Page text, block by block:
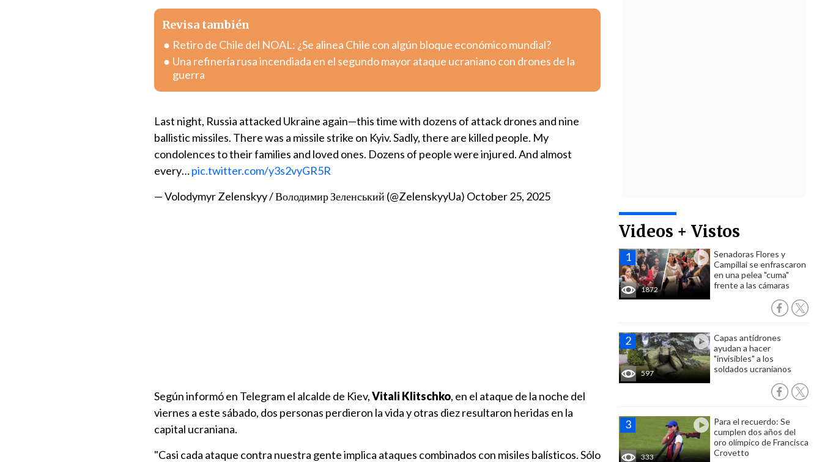
Videos + Vistos
1872
Senadoras Flores y
Campillai se enfrascaron
en una pelea "cuma"
frente a las cámaras
597
Capas antidrones
ayudan a hacer
"invisibles" a los
soldados ucranianos
333
Para el recuerdo: Se
cumplen dos años del
oro olímpico de Francisca
Crovetto
Revisa también
Retiro de Chile del NOAL: ¿Se alinea Chile con algún bloque económico mundial?
Una refinería rusa incendiada en el segundo mayor ataque ucraniano con drones de la
guerra
Last night, Russia attacked Ukraine again—this time with dozens of attack drones and nine
ballistic missiles. There was a missile strike on Kyiv. Sadly, there are killed people. My
condolences to their families and loved ones. Dozens of people were injured. And almost
every…pic.twitter.com/y3s2vyGR5R
— Volodymyr Zelenskyy / Володимир Зеленський (@ZelenskyyUa) October 25, 2025
Según informó en Telegram el alcalde de Kiev,Vitali Klitschko, en el ataque de la noche del
viernes a este sábado, dos personas perdieron la vida y otras diez resultaron heridas en la
capital ucraniana.
"Casi cada ataque contra nuestra gente implica ataques combinados con misiles balísticos. Sólo